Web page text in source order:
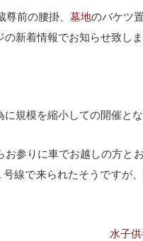
前の腰掛、 墓地のバケツ
新着情報でお知らせ致しま
規模を縮小しての開催とな
参りに車でお越しの方と
線で来られたそうですが
水子